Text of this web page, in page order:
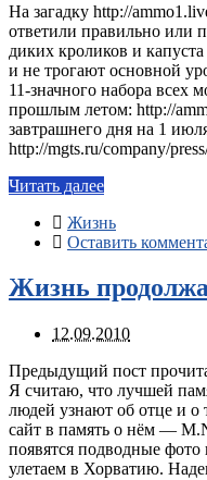
На загадку http://
ответили правильно или
диких кроликов и
и не трогают основной
11-значного набора всех
прошлым летом: http://
завтрашнего дня на 1
http://mgts.ru/company/
Читать далее
Жизнь
Оставить
Жизнь
12.09.2010
Предыдущий пост
Я считаю, что лучшей
людей узнают об отце и о
сайт в память о нём —
появятся подводные
улетаем в Хорватию.